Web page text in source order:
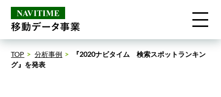
TOP 分析事例
『2020ナビタイム 検索スポットランキン
グ』を発表